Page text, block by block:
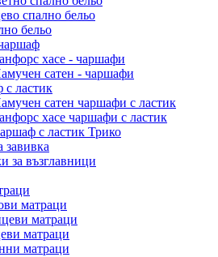
спално бельо
бельо
хасе - чаршафи
сатен - чаршафи
ластик
сатен чаршафи с ластик
хасе чаршафи с ластик
с ластик Трико
завивкa
за възглавници
матраци
матраци
матраци
матраци